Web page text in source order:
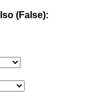
(False):